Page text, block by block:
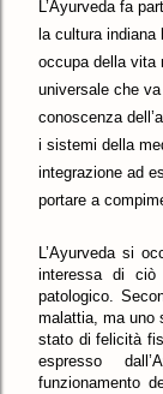
L’Ayurveda fa
la cultura indiana
occupa della vita
universale che
conoscenza
i sistemi della
integrazione ad
portare a
L’Ayurveda si
interessa di
patologico.
malattia, ma uno
stato di felicità
espresso
funzionamento